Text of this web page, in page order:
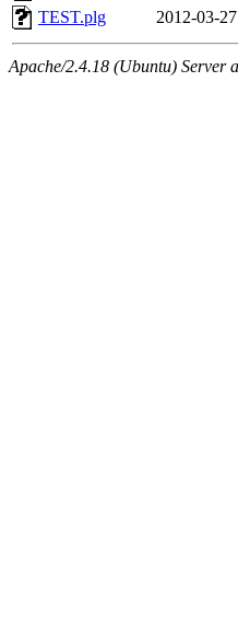
TEST.plg
2012-03-
Apache/2.4.18 (Ubuntu) Server